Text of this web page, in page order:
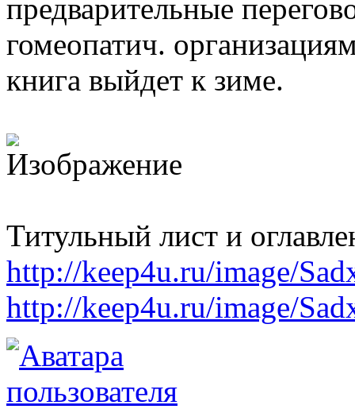
предварительные
гомеопатич.
книга выйдет к зиме.
Титульный лист и
http://keep4u.ru/image/
http://keep4u.ru/image/